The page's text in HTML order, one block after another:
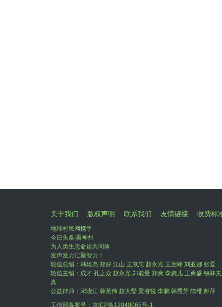
关于我们 版权声明 联系我们 友情链接 收费标
地球村民网携手
今日头条|看神州
为人类生态命运共同体
发声发力汇聚智力！
轮值总编：韩雄亮 郑好 江山 王京忠 赵永光 王启峰 刘亚娜 张爱
轮值主编：成才 孔之众 赵永光 郑能量 郑爽 李婉儿 王勇盛 锡林
真
公益律师：宋晓江 韩英伟 赵大瑩 梁睿悦 李鹏 韩秀芳 陈维 郝萍
工信部备案号： 京ICP备12040065号-1